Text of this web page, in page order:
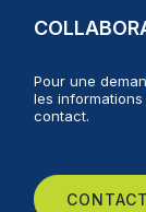
Pour une
les
contact.